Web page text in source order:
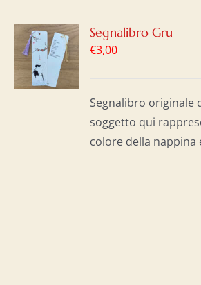
Segnalibro Gru
€3,00
Segnalibro originale
soggetto qui
colore della nappina